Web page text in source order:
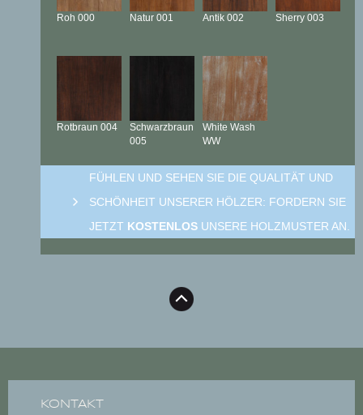
Roh 000 Natur 001 Antik 002 Sherry 003
Rotbraun 004
Schwarzbraun
005
White Wash
WW
FÜHLEN UND SEHEN SIE DIE QUALITÄT UND
SCHÖNHEIT UNSERER HÖLZER: FORDERN SIE
JETZT KOSTENLOS UNSERE HOLZMUSTER AN.
KONTAKT